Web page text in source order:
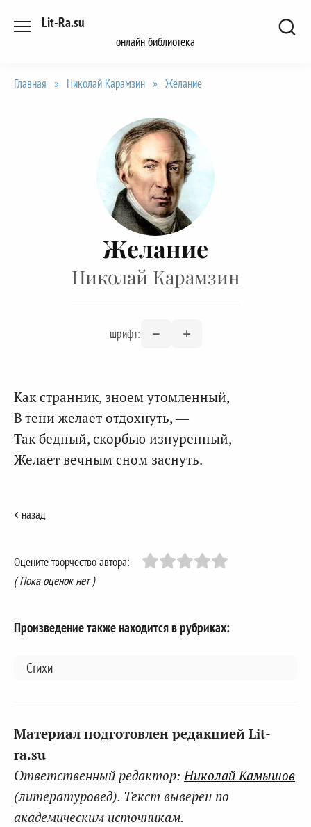
Lit-Ra.su
онлайн библиотека
Главная » Николай Карамзин » Желание
Желание
Николай Карамзин
шрифт:
Как странник, зноем утомленный,
В тени желает отдохнуть, —
Так бедный, скорбью изнуренный,
Желает вечным сном заснуть.
< назад
Оцените творчество автора:
( Пока оценок нет )
Произведение также находится в рубриках:
Стихи
Материал подготовлен редакцией Lit-
ra.su
Ответственный редактор:Николай Камышов
(литературовед). Текст выверен по
академическим источникам.